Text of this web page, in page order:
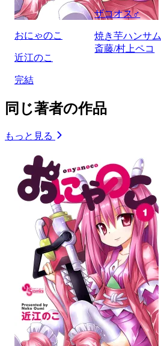
おにゃのこ
近江のこ
完結
ザコオス♂
焼き芋ハンサム
斎藤/村上ペコ
同じ著者の作品
もっと見る